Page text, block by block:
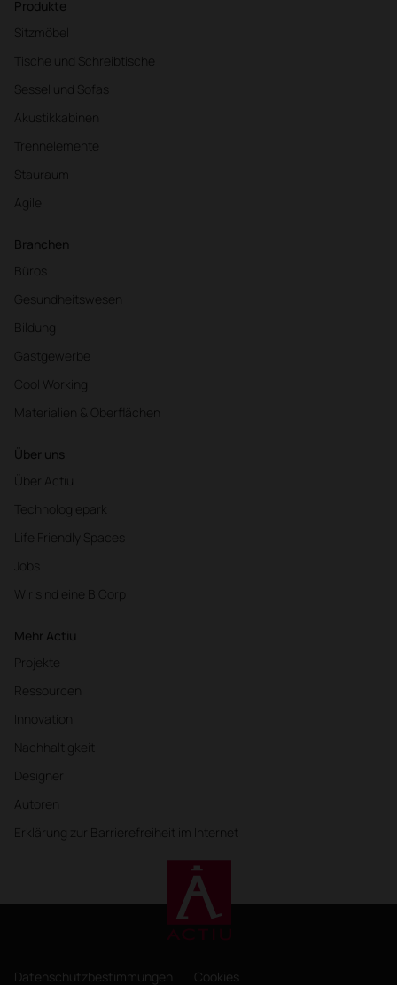
Produkte
Sitzmöbel
Tische und Schreibtische
Sessel und Sofas
Akustikkabinen
Trennelemente
Stauraum
Agile
Branchen
Büros
Gesundheitswesen
Bildung
Gastgewerbe
Cool Working
Materialien & Oberflächen
Über uns
Über Actiu
Technologiepark
Life Friendly Spaces
Jobs
Wir sind eine B Corp
Mehr Actiu
Projekte
Ressourcen
Innovation
Nachhaltigkeit
Designer
Autoren
Erklärung zur Barrierefreiheit im Internet
Datenschutzbestimmungen Cookies